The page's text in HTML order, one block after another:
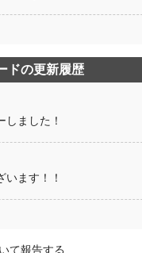
ドの更新履歴
しました！
います！！
て報告する